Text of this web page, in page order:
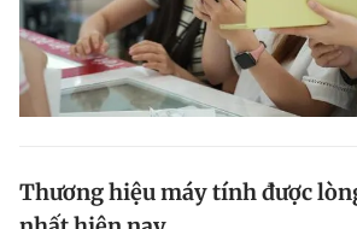
Thương hiệu máy tính được